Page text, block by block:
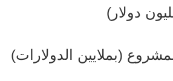
دولار)
(بملايين الدولارات)